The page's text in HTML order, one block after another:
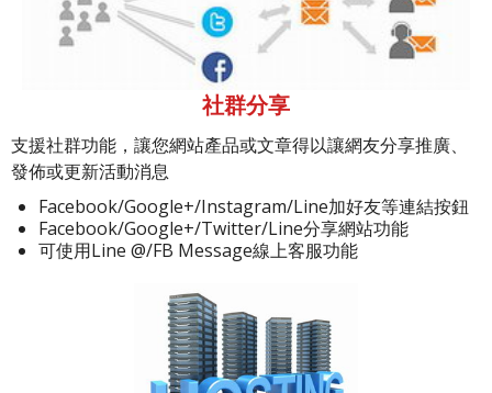
社群分享
支援社群功能，讓您網站產品或文章得以讓網友分享推廣、
發佈或更新活動消息
Facebook/Google+/Instagram/Line加好友等連結按鈕
Facebook/Google+/Twitter/Line分享網站功能
可使用Line @/FB Message線上客服功能